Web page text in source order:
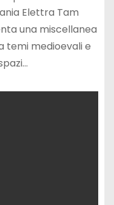
Elettra Tam
una miscellanea
temi medioevali e